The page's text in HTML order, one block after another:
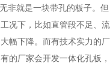
非就是一块带孔的板子。但
况下，比如直管段不足、流
幅下降。而有技术实力的厂
的厂家会开发一体化孔板，